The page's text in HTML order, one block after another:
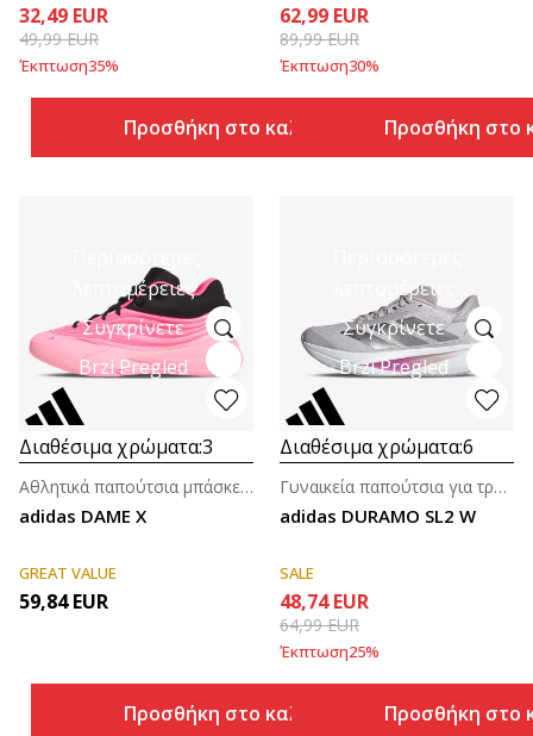
32,49 EUR
49,99EUR
Έκπτωση35%
Προσθήκη στο καλάθι
62,99 EUR
89,99EUR
Έκπτωση30%
Προσθήκη στο
λεπτομέρειες
Συγκρίνετε
Brzi Pregled
Διαθέσιμα χρώματα:3
adidas DAME X
Αθλητικά παπούτσια μπάσκετ για άνδρες
GREAT VALUE
59,84 EUR
Προσθήκη στο καλάθι
λεπτομέρειες
Συγκρίνετε
Brzi Pregled
Διαθέσιμα χρώματα:6
adidas DURAMO SL2 W
Γυναικεία παπούτσια για τρέξιμο
SALE
48,74 EUR
64,99EUR
Έκπτωση25%
Προσθήκη στο